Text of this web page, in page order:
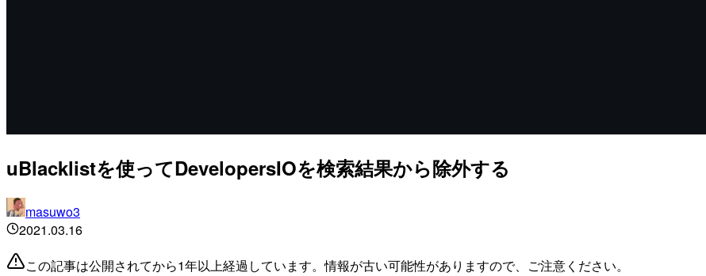
uBlacklistを使ってDevelopersIOを検索結果から除外する
masuwo3
2021.03.16
この記事は公開されてから1年以上経過しています。情報が古い可能性がありますので、ご注意ください。